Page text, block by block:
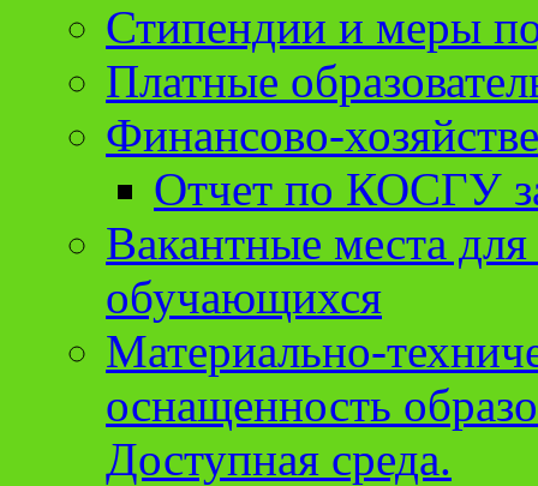
Стипендии и меры
Платные
Финансово-
Отчет по КОСГУ
Вакантные места
обучающихся
Материально-
оснащенность
Доступная среда.